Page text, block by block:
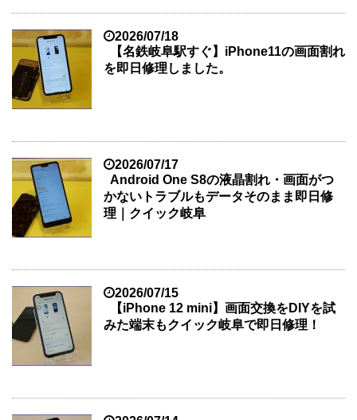
2026/07/18
【名鉄岐阜駅すぐ】iPhone11の画面割れ
を即日修理しました。
2026/07/17
Android One S8の液晶割れ・画面がつ
かないトラブルもデータそのまま即日修
理｜クイック岐阜
2026/07/15
【iPhone 12 mini】画面交換をDIYを試
みた端末もクイック岐阜で即日修理！